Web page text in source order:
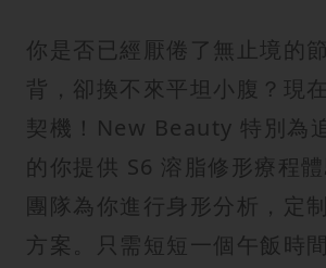
你是否已經厭倦了無止境的
背，卻換不來平坦小腹？現
契機！New Beauty 特別為
的你提供 S6 溶脂修形療程
團隊為你進行身形分析，定
方案。只需短短一個午飯時